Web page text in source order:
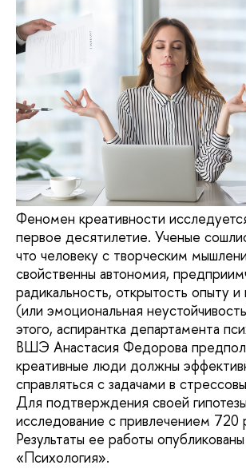
Феномен креативности
первое десятилетие. Ученые
что человеку с творческим
свойственны автономия,
радикальность, открытость опыту
(или эмоциональная
этого, аспирантка департамента
ВШЭ Анастасия Федорова
креативные люди должны
справляться с задачами в
Для подтверждения своей
исследование с привлечением 720
Результаты ее работы
«Психология».